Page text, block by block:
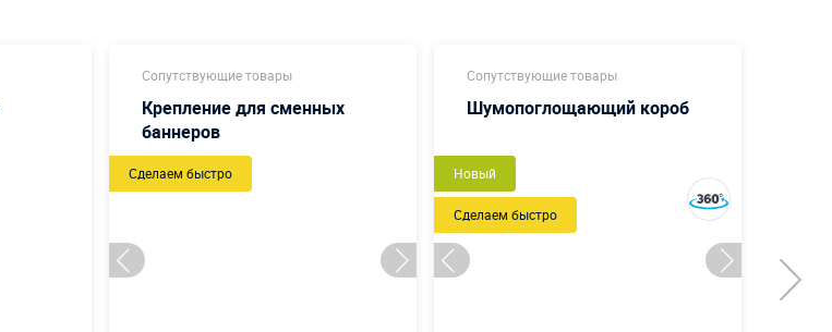
Сопутствующие товары
Крепление для сменных
баннеров
Сделаем быстро
Сопутствующие товары
Шумопоглощающий короб
Новый
Сделаем быстро